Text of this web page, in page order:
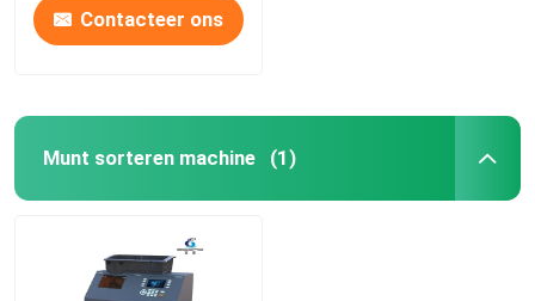
Contacteer ons
Munt sorteren machine (1)